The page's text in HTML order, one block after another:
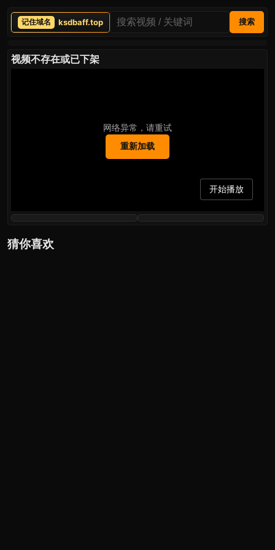
ksdbaff.top 搜索
视频不存在或已下架
网络异常，请重试
重新加载
开始播放
猜你喜欢